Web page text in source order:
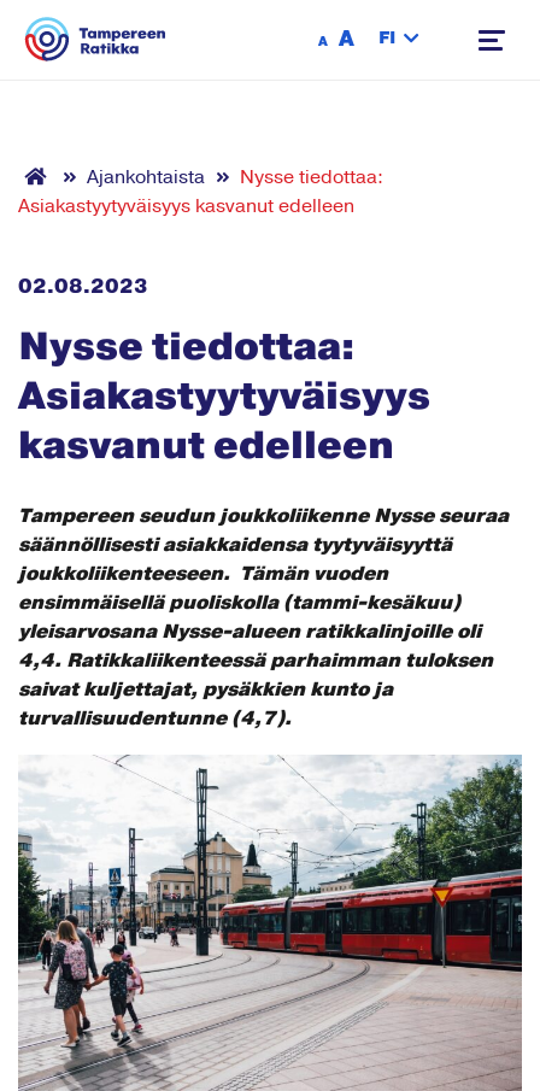
A A FI
Ajankohtaista
Nysse tiedottaa:
Asiakastyytyväisyys kasvanut edelleen
02.08.2023
Nysse tiedottaa:
Asiakastyytyväisyys
kasvanut edelleen
Tampereen seudun joukkoliikenne Nysse seuraa
säännöllisesti asiakkaidensa tyytyväisyyttä
joukkoliikenteeseen. Tämän vuoden
ensimmäisellä puoliskolla (tammi-kesäkuu)
yleisarvosana Nysse-alueen ratikkalinjoille oli
4,4. Ratikkaliikenteessä parhaimman tuloksen
saivat kuljettajat, pysäkkien kunto ja
turvallisuudentunne (4,7).